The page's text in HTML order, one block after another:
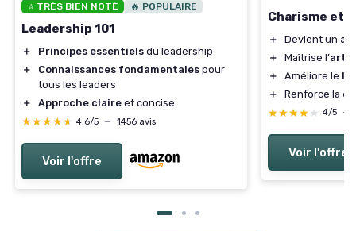
⭐ TRÈS BIEN NOTÉ 🔥 POPULAIRE
Leadership 101
＋ Principes essentiels du leadership
＋
Connaissances fondamentales pour
tous les leaders
＋
Approche claire et concise
★★★★★
★★★★★ 4,6/5 — 1456 avis
Voir l'offre
Charisme et
＋ Devient un
＋
Maîtrise l’art
＋
Améliore le
＋
Renforce la
★★★★★
★★★★★ 4/5 —
Voir l'offre